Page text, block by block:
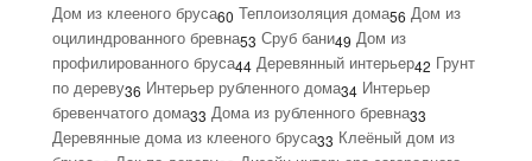
Дом из клееного бруса60 Теплоизоляция дома56 Дом из
оцилиндрованного бревна53 Сруб бани49 Дом из
профилированного бруса44 Деревянный интерьер42 Грунт
по дереву36 Интерьер рубленного дома34 Интерьер
бревенчатого дома33 Дома из рубленного бревна33
Деревянные дома из клееного бруса33 Клеёный дом из